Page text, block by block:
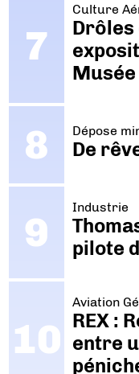
Culture
Drôles
Dépose
De
Industrie
pilote
Aviation
REX :
entre